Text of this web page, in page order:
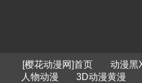
[樱花动漫网]首页 动漫黑
人物动漫
3D动漫黄漫